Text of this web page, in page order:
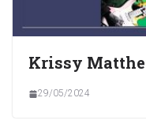
Krissy
29/05/2024